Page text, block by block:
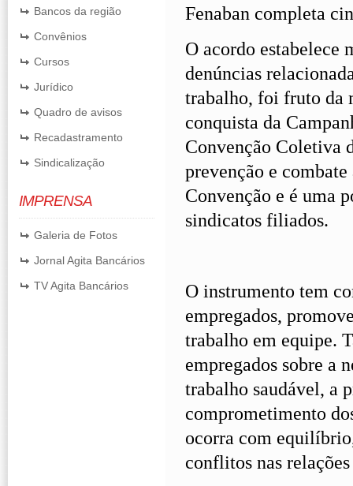
Bancos da região
Convênios
Cursos
Jurídico
Quadro de avisos
Recadastramento
Sindicalização
IMPRENSA
Galeria de Fotos
Jornal Agita Bancários
TV Agita Bancários
Fenaban completa
O acordo estabelece
denúncias
trabalho, foi fruto da
conquista da
Convenção Coletiva
prevenção e
Convenção e é uma
sindicatos filiados.
O instrumento tem
empregados,
trabalho em equipe.
empregados sobre a
trabalho saudável, a
comprometimento
ocorra com
conflitos nas